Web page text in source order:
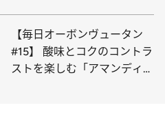
【毎日オーボンヴュータン
#15】 酸味とコクのコントラ
ストを楽しむ「アマンディー